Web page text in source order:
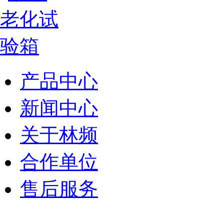
产品中心
新闻中心
关于林频
合作单位
售后服务